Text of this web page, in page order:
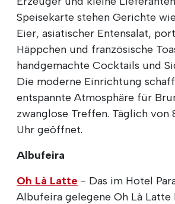
Speisekarte stehen Gerichte
Eier, asiatischer Entensalat,
Häppchen und französische
handgemachte Cocktails und
Die moderne Einrichtung
entspannte Atmosphäre für
zwanglose Treffen. Täglich von
Uhr geöffnet.
Albufeira
Oh Là Latte - Das im Hotel
Albufeira gelegene Oh Là Latte